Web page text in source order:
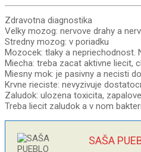
Zdravotna diagnostika
Velky mozog: nervove drahy a
Stredny mozog: v poriadku
Mozocek: tlaky a nepriechodnost.
Miecha: treba zacat aktivne liecit,
Miesny mok: je pasivny a necisti
Krvne rieciste: nevyzivuje
Zaludok: ulozena toxicita,
Treba liecit zaludok a v nom
SAŠA